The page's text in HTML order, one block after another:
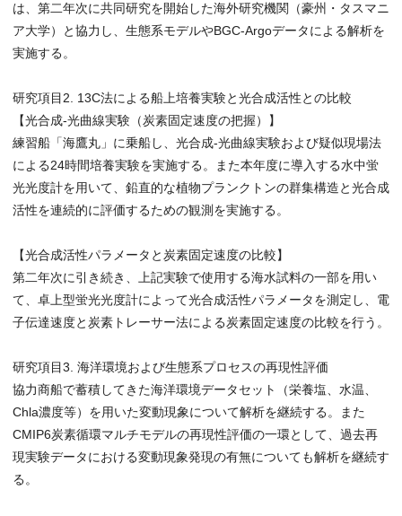
は、第二年次に共同研究を開始した海外研究機関（豪州・タスマニ
ア大学）と協力し、生態系モデルやBGC-Argoデータによる解析を
実施する。
研究項目2. 13C法による船上培養実験と光合成活性との比較
【光合成-光曲線実験（炭素固定速度の把握）】
練習船「海鷹丸」に乗船し、光合成-光曲線実験および疑似現場法
による24時間培養実験を実施する。また本年度に導入する水中蛍
光光度計を用いて、鉛直的な植物プランクトンの群集構造と光合成
活性を連続的に評価するための観測を実施する。
【光合成活性パラメータと炭素固定速度の比較】
第二年次に引き続き、上記実験で使用する海水試料の一部を用い
て、卓上型蛍光光度計によって光合成活性パラメータを測定し、電
子伝達速度と炭素トレーサー法による炭素固定速度の比較を行う。
研究項目3. 海洋環境および生態系プロセスの再現性評価
協力商船で蓄積してきた海洋環境データセット（栄養塩、水温、
Chla濃度等）を用いた変動現象について解析を継続する。また
CMIP6炭素循環マルチモデルの再現性評価の一環として、過去再
現実験データにおける変動現象発現の有無についても解析を継続す
る。